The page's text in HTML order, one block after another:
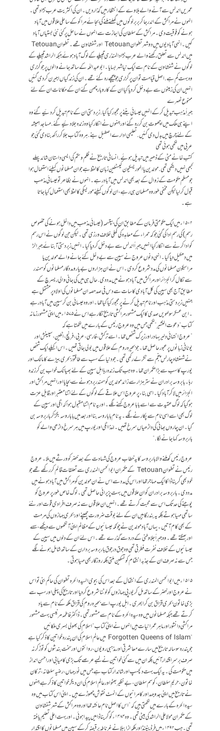
عمر یں اندلس سے آنے والے بلاوے کے انتظار میں گذار دیں ۔ ان کی اکثریت عرب نژاد تھی ۔
انہوں نے مراکش کے اندر جا کر بربر لوگوں میں گھلنے ملنے کی بجائے مراکو کے ساحلی علاقوں میں آباد
ہونے کو فوقیت دی ۔ مراکش کے سلطان کی اجازت سے انہوں نے ساحل پر کئی نئی بستیاں آباد
کیں ۔ انہی آبادیوں میں دو شہر تطوان Tetouan اور شفشاون تھے۔ تطوان Tetouan
میں اندلس سے تعلق رکھنے والے عرب نژاد المنذری قبیلے کے لوگ آباد ہوئے جبکہ الراشد قبیلے کے
لوگوں نے شفشاون کے نام سے ایک نیا شہر بسایا ۔ ابو عبداللّہ کے ساتھ جانے والوں پر جو گزری
وہ بہت کم ہے . اصل قیامت تو ان پر گزری جو پیچھے رہ گئے تھے ۔ ان کی زندگیاں اجیرن کر دی گئیں
انہیں ان کی زمینوں سے بے دخل کر دیا گیا ان کے کاروبار چھن گئے ان کے مکانات ان کے لئے
ممنوع ٹھہرے
جبراً مذہب تبدیل کر کے انہیں عیسائی بننے پر مجبور کیا گیا . زبردستی ان کے نام تبدیل کر دئیے گئے وہ
اپنے ہی ملک میں اچھوت بن کر رہ گئے اور جنہوں نے انکار کیا وہ زند ہ جلا دئیے گئے. مساجد ہمیشہ
کے لئے چرچ میں بدل دی گئیں. تعلیمی ادارے اصطبل بنے . ہر وہ کتاب جلا کر راکھ بنا دی گئی جو
عربی میں لکھی ہوئی تھی
کتب خانے مٹی کے ڈھیر میں تبدیل ہوئے. انسانی تاریخ نے ظلم وستم کی ایسی داستان شائد پہلے
کبھی نہیں دیکھی تھی . مولدین یا الموریسکیون کیسٹلین زبان کا لفظ ہے جو ان مسلمانوں کیلئے استعمال ہوا
جو مسلم حکومت کے زوال کے بعد بھی اندلس میں آباد رہے ۔ انہوں نے بظاھر تو عیسائی مذھب
قبول کرلیا لیکن مخفی طور وہ مسلمان ہی رہے ، ان لوگوں کیلئے موریسکی کا لفظ بھی استعمال کیا جاتا
ہے۔
۱۵۰۲ء میں ایک حکومتی فرمان کے مطابق ان کی بپتسمہ (عیسائی مذھب میں داخل ہونے کی مخصوص
رسم ) کی رسم ادا کی گئی جو کہ حمراء کے معاہدہ کی کھلی خلاف ورزی تھی ۔ لیکن جن لوگوں نے اس رسم
کو ادا کرنے سے انکار کیا انہیں جبراً اندلس سے بے دخل کر دیا گیا ۔ انہیں زبردستی آبنائے جبرالڑ
میں دھکیل دیا گیا۔ انہی دنوں عروج نے سپین سے بے دخل کئے جانے والے مولدین یا
مراسیکون مسلمانوں کی مدد شروع کر دی ۔ اس نے ان ہزاروں بے یارو مدد گار مسلمانوں کو سمندر
سے نکال کر الجزائر اور مراکش میں آباد ہونے میں مدد دی. حال ہی میں کی جانی والی ریسرچ کے
مطابق آج بھی سپین کی کل آبادی کا سات سے دس فی صد حصہ ان مسلمانوں کی اولاد پر مشتمل ہے
جنہیں زبردستی مذہب اور نام تبدیل کرنے پر مجبور کیا گیا تھا۔ اور وہ عیسائی بن کر سپین میں آباد رہے
۔ ابن عسکر سولہویں صدی کا ایک مشہور مراکشی تاریخ نگار ہے اس نے ۱۵۷۵ء میں اپنی مشہور زمانہ
کتاب “ دعوت النشیر “ لکھی جس میں وہ عروج رئیس کے بارے میں لکھتا ہے کہ
”عروج انتہائی دلیر بہادر اور زیرک شخص تھا ۔ اسے ترکش ، فارسی ، عربی، فرنچ ، اٹلین ، سپینش اور
یونانی زبانوں پر عبور حاصل تھا۔ جو بحیرہ روم کے علاقوں میں بولی جاتی تھیں ۔ اس اکیلے ایک شخص
نے شہنشاہ چارلس پنجم سے ٹکر لے رکھی تھی ۔ جو دنیا کے سب سے طاقتور بحری بیڑے کا مالک اور
یورپ کا سب سے بڑا حکمران تھا ۔ وہ جب تک زندہ رہا اہل سپین کے لئے بھیانک خواب بن کر زندہ
رہا۔ بابروسہ برادران نے ستر ہزار سے زائد مولدین کو سمندر برد ہونے سے بچایا اور انہیں مراکش اور
الجزائر میں لا کر آباد کیا۔ اسی بناء پر عروج اس علاقے کے لوگوں کے لئے اتنا معتبر اور قابل عزت
ہوگیا کہ لوگ عقیدت سے اسے بابا عروج کہنے لگے۔ اور یہ نام اتنا مقبول ہوا کہ اٹلی اور سپین کے
لوگ بھی اسے اسی نام سے پکارنے لگے۔ یہ نام باباروسہ بنااور بعد میں باباروسہ بگڑ کر باربروسہ بن
گیا ۔ ان چاروں بھائی کی داڑھیاں سرخ تھیں ۔ لہٰذا اٹلی اور یورپ میں ہر سرخ داڑھی والے کو
باربروسہ کہا جانے لگا.“
عروج رئیس کو ملنے والا باربروسہ کا یہ خطاب عروج کی شہادت کے بعد خضر کو ورثے میں ملا۔ عروج
رئیس نے تطوان Tetouan کے حکمران ابوالحسن المندری سے تعلقات قائم کر رکھے تھے جو
خود بھی گریناڈا کا ایک مہاجر تھااور اس کی مدد سے اس نے ان مولدین کو مراکش میں آباد ہونے میں
مدد دی ۔ باربروسہ برادران کو ان علاقوں میں بہت پزیرائی حاصل تھی ۔ لوگ خاص طور پر عروج کو
پوجنے کی حد تک اس سے محبت کرتے تھے ۔ انہیں ان علاقوں سے نہ صرف افرادی قوت اور نئے
ساتھی مہیا ہوتے بلکہ یہ بندرگاہیں ان کے لئے بوقت ضرورت چھپنے اور بحری جہازوں کی مرمت
کے بھی کام آتیں ۔ یہاں آباد مولدین نے چونکہ عیسائیوں کے مظالم اپنی آنکھوں سے دیکھے، سہے
اور بھگتے تھے۔ وہ جبراً جلاوطنی کے درد سے گذرے تھے۔ اس لئے ان کے دلوں میں سپین کے
عیسائیوں کے خلاف نفرت فطرتی تھی وہ جوق در جوق باربروسہ بردار ن کے ساتھ شامل ہونے لگے
جس سے نہ صرف ان کے جذبہ انتقام کو تسکین ملتی بلکہ روزگار بھی مہیا ہوتی ۔
۱۵۱۵ء میں ابوالحسن المندری کے انتقال کے بعد اس کی بیوی السیدہ الحرہ تطوان کی حاکم بنی تو اس
نے عروج اور خضر کے ساتھ مل کر یورپی جہازوں کو لوٹنا شروع کر دیا اور تاریخ کی پہلی اور سب سے
بڑی خاتون بحری قزاق بن کر ابھری ۔ اہل یورپ اسے بحیرہ روم کی قزاق ملکہ کے نام سے یاد
کرتے تھے جبکہ مسلمانوں میں وہ سیدہ الحرہ کے نام سے مشہور تھی۔ ڈاکٹر فاطمہ مرنیسی بہت مشہور
مراکشی دانشور اور ماہر عمرانیات ہیں انہوں نے اپنی کتاب “ اسلام کی بھولی بسری ملکائیں
“ Forgotten Queens of Islam میں عالم اسلام کی ان پندرہ خواتین کا ذکر کیا ہے
جو پندرہ سو سالہ تاریخ میں سارےمعاشرتی اور مذہبی رویوں، روائتوں اور سخت بندشوں کو توڑکر نہ
صرف برسر اقتدار آئیں بلکہ ان میں سے کئی خواتین نے لمبے عرصے تک بڑی کامیابی اور احسن انداز
میں حکومت کی ۔ یہ ایک بہت دلچسپ اور شاندار کتاب ہے جس میں نورجہاں ، رضیہ سلطانہ ، ترکان
خاتون ، حریم سلطان ، کوسم سلطان ، بے نظیر بھٹو اورعالم اسلام کی ان دیگرخواتین کا ذکر ہے جنہوں
نے تاریخ میں اپنی جدوجہد اور کامرانیوں کے انمٹ نقوش چھوڑے ہیں ۔ اپنی اس کتاب میں وہ
سیدہ الحرہ کے بارے میں لکھتی ہیں کہ ” اس کا اصل نام عائشہ تھا اور وہ مراکش کے شہر شفشاون
کے حکمران مولا علی الراشد کی بیٹی تھی ۔ وہ ۱۴۸۴ء کو گریناڈا میں پیدا ہوئی ۔ اور بہت اعلی تعلیم یافتہ
تھی۔ جب ۱۴۹۲ء میں فرڈینینڈ اور ملکہ ازابیلا نے غرناطہ پر قبضہ کر کے سپین میں مسلمانوں کا اقتدار